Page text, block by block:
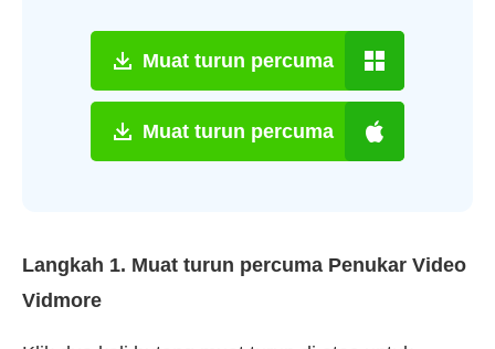
Muat turun percuma
Muat turun percuma
Langkah 1. Muat turun percuma Penukar Video
Vidmore